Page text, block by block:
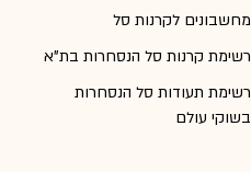
מחשבונים לקרנות סל
רשימת קרנות סל הנסחרות בת"א
רשימת תעודות סל הנסחרות
בשוקי עולם